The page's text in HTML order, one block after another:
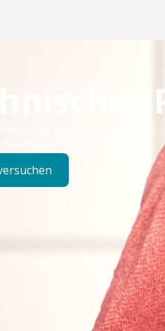
Fehler aufgetreten
Sie es später erneut.